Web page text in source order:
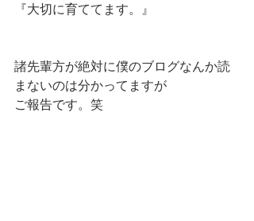
『大切に育ててます。』
諸先輩方が絶対に僕のブログなんか読
まないのは分かってますが
ご報告です。笑